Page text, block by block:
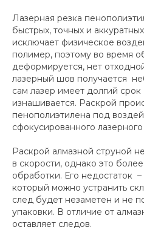
Лазерная резка
быстрых, точных и
исключает физическое
полимер, поэтому во время
деформируется, нет
лазерный шов получается
сам лазер имеет долгий
изнашивается. Раскрой
пенополиэтилена под
сфокусированного лазерного
Раскрой алмазной струной
в скорости, однако это
обработки. Его недостаток
который можно устранить
след будет незаметен и не
упаковки. В отличие от
оставляет следов.